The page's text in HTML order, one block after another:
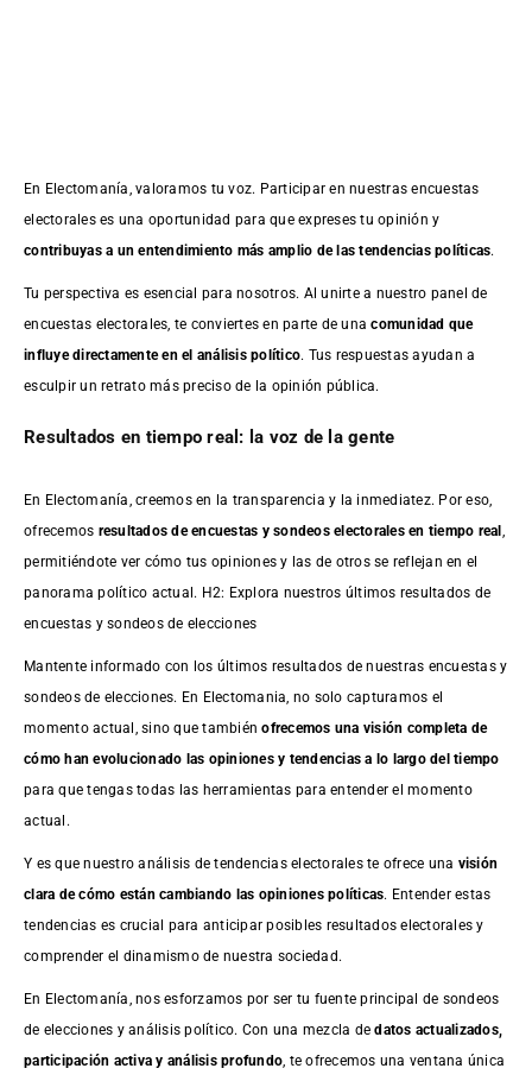
En Electomanía, valoramos tu voz. Participar en nuestras encuestas
electorales es una oportunidad para que expreses tu opinión y
contribuyas a un entendimiento más amplio de las tendencias políticas.
Tu perspectiva es esencial para nosotros. Al unirte a nuestro panel de
encuestas electorales, te conviertes en parte de unacomunidad que
influye directamente en el análisis político. Tus respuestas ayudan a
esculpir un retrato más preciso de la opinión pública.
Resultados en tiempo real: la voz de la gente
En Electomanía, creemos en la transparencia y la inmediatez. Por eso,
ofrecemos resultados deencuestas y sondeos electorales en tiempo real
permitiéndote ver cómo tus opiniones y las de otros se reflejan en el
panorama político actual. H2: Explora nuestros últimos resultados de
encuestas y sondeos de elecciones
Mantente informado con los últimos resultados de nuestras encuestasy
sondeos de elecciones. En Electomania, no solo capturamos el
momento actual, sino que tambiénofrecemos una visión completa de
cómo han evolucionado las opiniones y tendencias a lo largo del tiempo
para que tengas todas las herramientas para entender el momento
actual.
Y es que nuestro análisis de tendencias electorales te ofrece una visión
clara de cómo están cambiando las opiniones políticas. Entender estas
tendencias es crucial para anticipar posibles resultados electorales y
comprender el dinamismo de nuestra sociedad.
En Electomanía, nos esforzamos por ser tu fuente principal de sondeos
de elecciones y análisis político. Con una mezcla dedatos actualizados,
participación activa y análisis profundo , te ofrecemos una ventana única